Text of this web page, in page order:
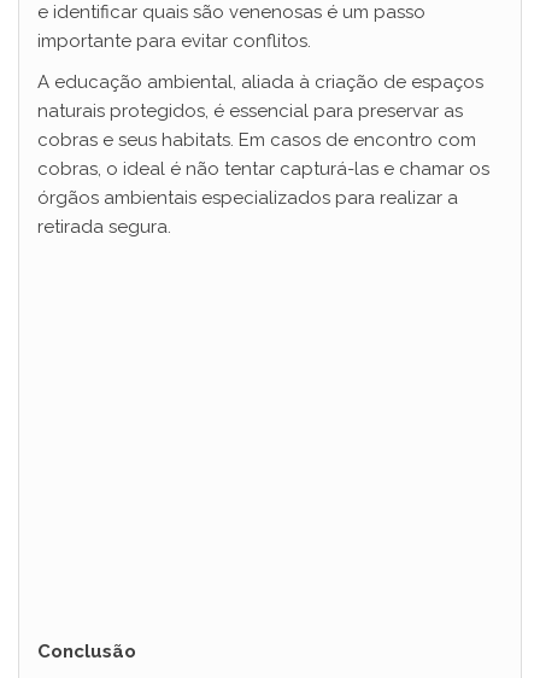
e identificar quais são venenosas é um passo
importante para evitar conflitos.
A educação ambiental, aliada à criação de espaços
naturais protegidos, é essencial para preservar as
cobras e seus habitats. Em casos de encontro com
cobras, o ideal é não tentar capturá-las e chamar os
órgãos ambientais especializados para realizar a
retirada segura.
Conclusão